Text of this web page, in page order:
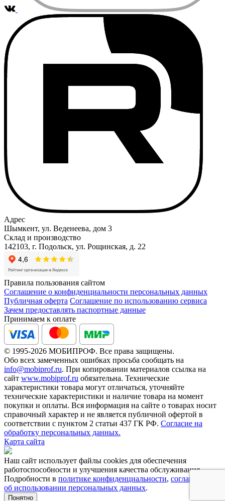
Адрес
Шымкент, ул. Веденеева, дом 3
Склад и производство
142103, г. Подольск, ул. Рощинская, д. 22
Правила пользования сайтом
Соглашение о конфиденциальности персональных данных
Публичная оферта Соглашение по использованию сервиса
Зачем предоставлять паспортные данные
Принимаем к оплате
© 1995-2026 МОБИПРОФ. Все права защищены.
Обо всех замеченных ошибках просьба сообщать на
info@mobiprof.ru. При копировании материалов ссылка на
сайт www.mobiprof.ru обязательна. Технические
характеристики товара могут отличаться, уточняйте
технические характеристики и наличие товара на момент
покупки и оплаты. Вся информация на сайте о товарах носит
справочный характер и не является публичной офертой в
соответствии с пунктом 2 статьи 437 ГК РФ. Согласие на
обработку персональных данных.
Карта сайта
Наш сайт использует файлы cookies для обеспечения
работоспособности и улучшения качества обслуживания.
Подробности в политике конфиденциальности, соглашении
об использовании персональных данных.
Понятно